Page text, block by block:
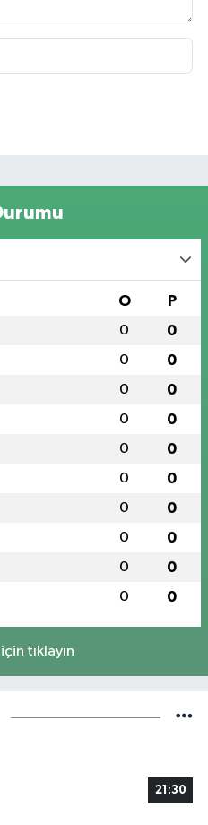
O P
0 0
0 0
0 0
0 0
0 0
0 0
0 0
0 0
0 0
0 0
tıklayın
21:30